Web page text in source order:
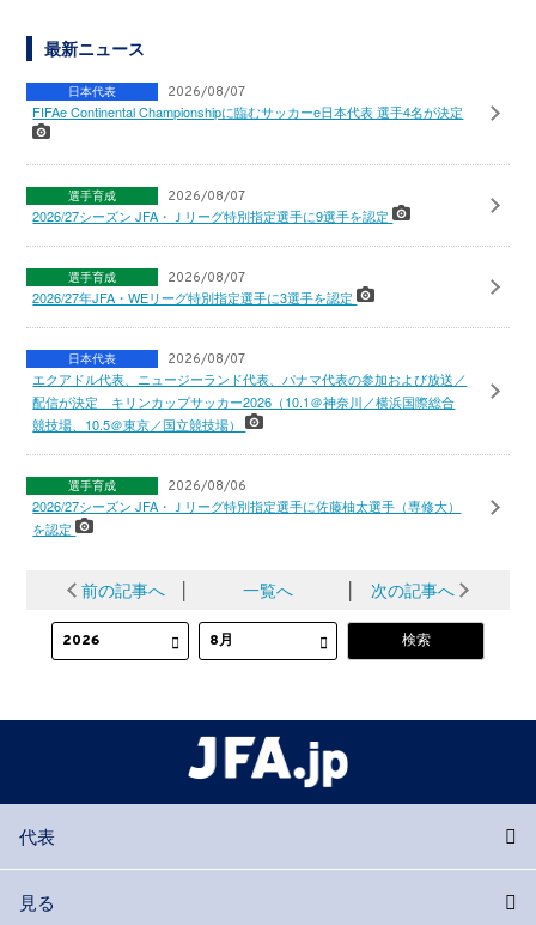
最新ニュース
日本代表 2026/08/07
FIFAe Continental Championshipに臨むサッカーe日本代表 選手4名が決定
選手育成 2026/08/07
2026/27シーズン JFA・Ｊリーグ特別指定選手に9選手を認定
選手育成 2026/08/07
2026/27年JFA・WEリーグ特別指定選手に3選手を認定
日本代表 2026/08/07
エクアドル代表、ニュージーランド代表、パナマ代表の参加および放送／
配信が決定 キリンカップサッカー2026（10.1＠神奈川／横浜国際総合
競技場、10.5＠東京／国立競技場）
選手育成 2026/08/06
2026/27シーズン JFA・Ｊリーグ特別指定選手に佐藤柚太選手（専修大）
を認定
前の記事へ │ 一覧へ │ 次の記事へ
代表
見る